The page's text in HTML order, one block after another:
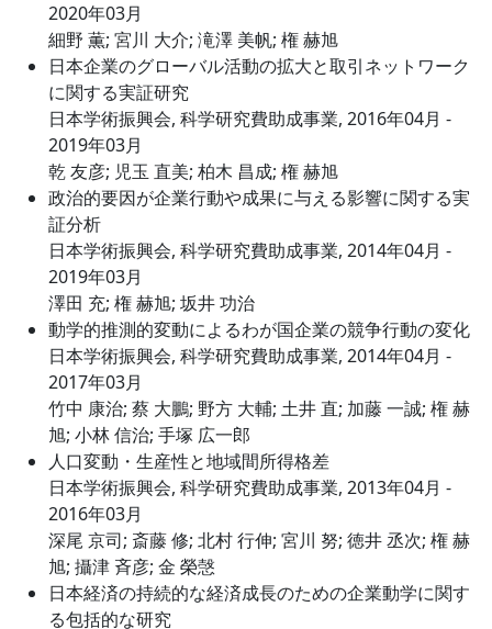
2020年03月
細野 薫; 宮川 大介; 滝澤 美帆; 権 赫旭
日本企業のグローバル活動の拡大と取引ネットワーク
に関する実証研究
日本学術振興会, 科学研究費助成事業, 2016年04月 -
2019年03月
乾 友彦; 児玉 直美; 柏木 昌成; 権 赫旭
政治的要因が企業行動や成果に与える影響に関する実
証分析
日本学術振興会, 科学研究費助成事業, 2014年04月 -
2019年03月
澤田 充; 権 赫旭; 坂井 功治
動学的推測的変動によるわが国企業の競争行動の変化
日本学術振興会, 科学研究費助成事業, 2014年04月 -
2017年03月
竹中 康治; 蔡 大鵬; 野方 大輔; 土井 直; 加藤 一誠; 権 赫
旭; 小林 信治; 手塚 広一郎
人口変動・生産性と地域間所得格差
日本学術振興会, 科学研究費助成事業, 2013年04月 -
2016年03月
深尾 京司; 斎藤 修; 北村 行伸; 宮川 努; 徳井 丞次; 権 赫
旭; 攝津 斉彦; 金 榮愨
日本経済の持続的な経済成長のための企業動学に関す
る包括的な研究